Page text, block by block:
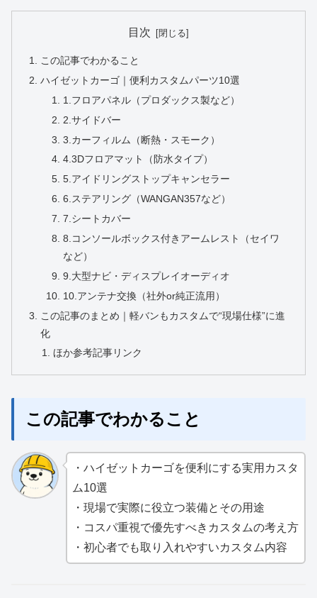
目次
この記事でわかること
ハイゼットカーゴ｜便利カスタムパーツ10選
1.フロアパネル（プロダックス製など）
2.サイドバー
3.カーフィルム（断熱・スモーク）
4.3Dフロアマット（防水タイプ）
5.アイドリングストップキャンセラー
6.ステアリング（WANGAN357など）
7.シートカバー
8.コンソールボックス付きアームレスト（セイワ
など）
9.大型ナビ・ディスプレイオーディオ
10.アンテナ交換（社外or純正流用）
この記事のまとめ｜軽バンもカスタムで“現場仕様”に進
化
ほか参考記事リンク
この記事でわかること
・ハイゼットカーゴを便利にする実用カスタ
ム10選
・現場で実際に役立つ装備とその用途
・コスパ重視で優先すべきカスタムの考え方
・初心者でも取り入れやすいカスタム内容